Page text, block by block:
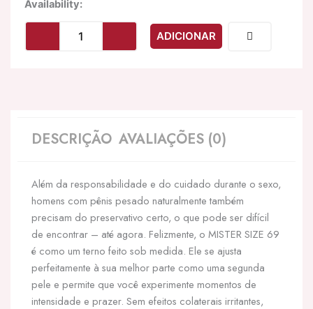
Availability:
MISTER
SIZE
(10
ADICIONAR
DESCRIÇÃO AVALIAÇÕES (0)
Além da responsabilidade e do cuidado durante o sexo,
homens com pênis pesado naturalmente também
precisam do preservativo certo, o que pode ser difícil
de encontrar – até agora. Felizmente, o MISTER SIZE 69
é como um terno feito sob medida. Ele se ajusta
perfeitamente à sua melhor parte como uma segunda
pele e permite que você experimente momentos de
intensidade e prazer. Sem efeitos colaterais irritantes,